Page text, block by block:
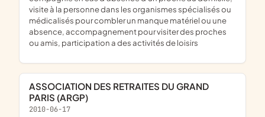
visite à la personne dans les organismes spécialisés ou
médicalisés pour combler un manque matériel ou une
absence, accompagnement pour visiter des proches
ou amis, participation a des activités de loisirs
ASSOCIATION DES RETRAITES DU GRAND
PARIS (ARGP)
2010-06-17